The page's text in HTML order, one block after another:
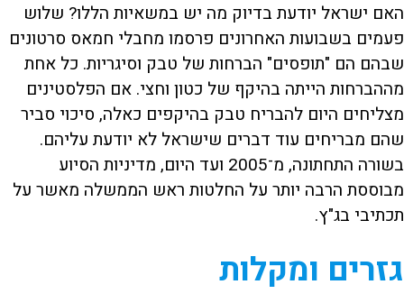
האם ישראל יודעת בדיוק מה יש במשאיות הללו? שלוש
פעמים בשבועות האחרונים פרסמו מחבלי חמאס סרטונים
שבהם הם "תופסים" הברחות של טבק וסיגריות. כל אחת
מההברחות הייתה בהיקף של כטון וחצי. אם הפלסטינים
מצליחים היום להבריח טבק בהיקפים כאלה, סיכוי סביר
שהם מבריחים עוד דברים שישראל לא יודעת עליהם.
בשורה התחתונה, מ־2005 ועד היום, מדיניות הסיוע
מבוססת הרבה יותר על החלטות ראש הממשלה מאשר על
תכתיבי בג"ץ.
גזרים ומקלות